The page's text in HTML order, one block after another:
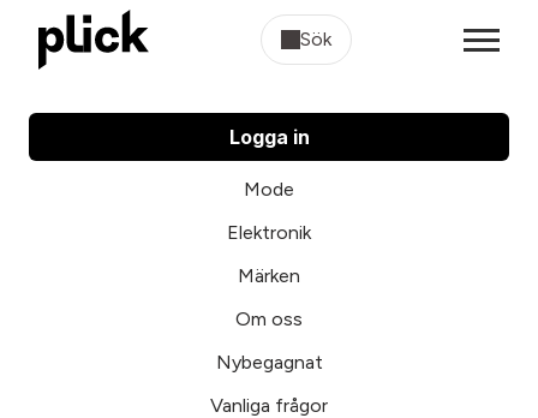
Sök
Logga in
Mode
Elektronik
Märken
Om oss
Nybegagnat
Vanliga frågor